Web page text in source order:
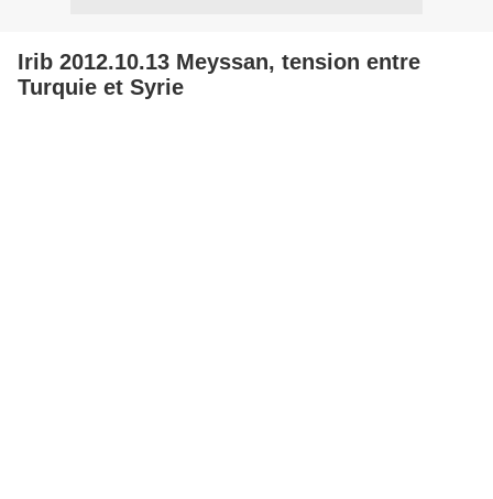
Irib 2012.10.13 Meyssan, tension entre
Turquie et Syrie